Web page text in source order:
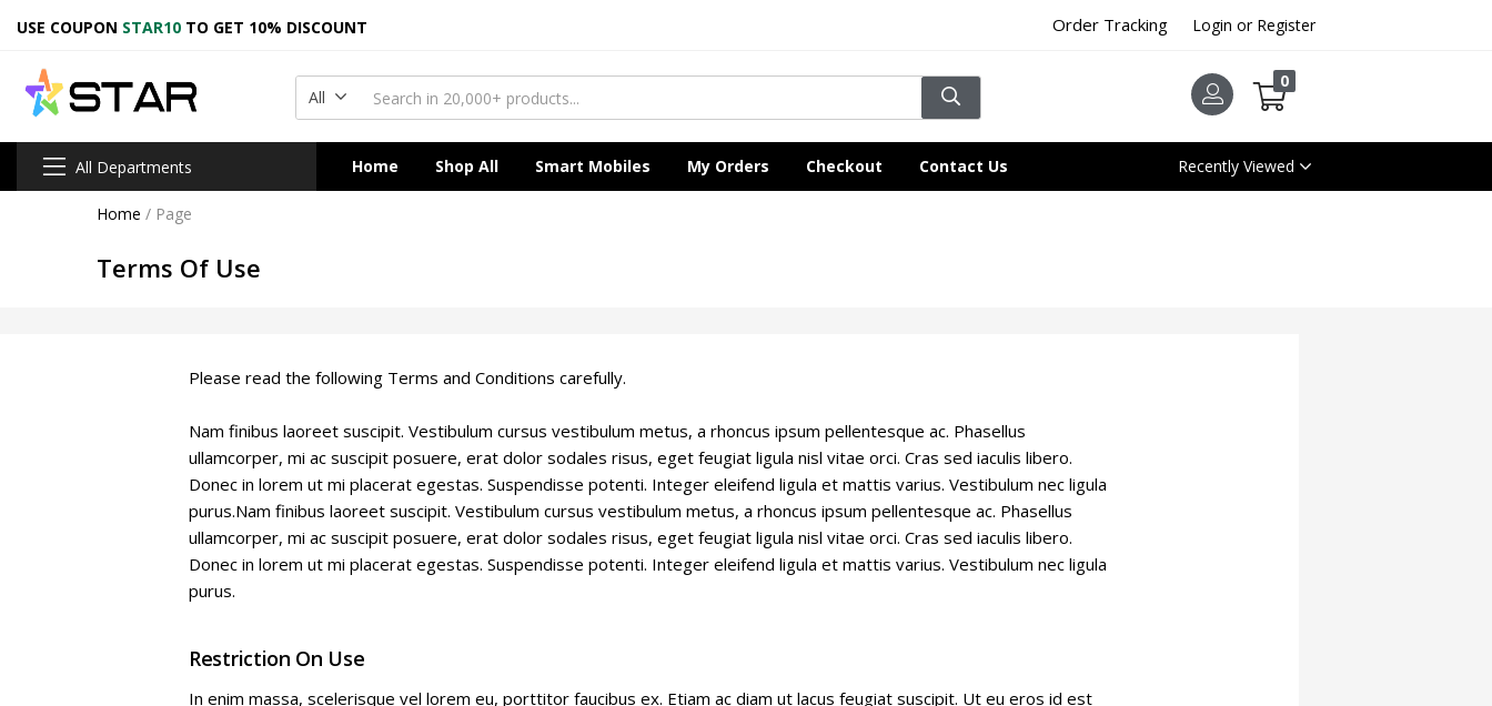
USE COUPON STAR10 TO GET 10% DISCOUNT Order Tracking Login or Register
All
0
All Departments Home Shop All Smart Mobiles My Orders Checkout Contact Us Recently Viewed
Home / Page
Terms Of Use
Please read the following Terms and Conditions carefully.
Nam finibus laoreet suscipit. Vestibulum cursus vestibulum metus, a rhoncus ipsum pellentesque ac. Phasellus
ullamcorper, mi ac suscipit posuere, erat dolor sodales risus, eget feugiat ligula nisl vitae orci. Cras sed iaculis libero.
Donec in lorem ut mi placerat egestas. Suspendisse potenti. Integer eleifend ligula et mattis varius. Vestibulum nec ligula
purus.Nam finibus laoreet suscipit. Vestibulum cursus vestibulum metus, a rhoncus ipsum pellentesque ac. Phasellus
ullamcorper, mi ac suscipit posuere, erat dolor sodales risus, eget feugiat ligula nisl vitae orci. Cras sed iaculis libero.
Donec in lorem ut mi placerat egestas. Suspendisse potenti. Integer eleifend ligula et mattis varius. Vestibulum nec ligula
purus.
Restriction On Use
In enim massa, scelerisque vel lorem eu, porttitor faucibus ex. Etiam ac diam ut lacus feugiat suscipit. Ut eu eros id est